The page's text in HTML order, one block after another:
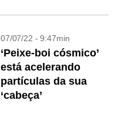
07/07/22 - 9:47min
‘Peixe-boi cósmico’
está acelerando
partículas da sua
‘cabeça’